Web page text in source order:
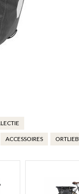
ACCESSOIRES ORTLIEB